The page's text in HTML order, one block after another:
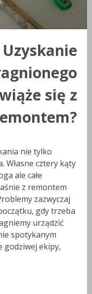
Uzyskanie
się z
nie tylko
Własne cztery kąty
ale całe
z remontem
zazwyczaj
gdy trzeba
urządzić
spotykanym
godziwej ekipy,